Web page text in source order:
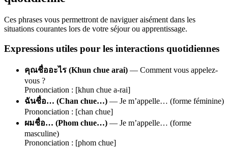
Ces phrases vous permettront de naviguer aisément dans les
situations courantes lors de votre séjour ou apprentissage.
Expressions utiles pour les interactions quotidiennes
คุณชื่ออะไร (Khun chue arai) — Comment vous appelez-
vous ?
Prononciation : [khun chue a-rai]
ฉันชื่อ… (Chan chue…) — Je m’appelle… (forme féminine)
Prononciation : [chan chue]
ผมชื่อ… (Phom chue…) — Je m’appelle… (forme
masculine)
Prononciation : [phom chue]